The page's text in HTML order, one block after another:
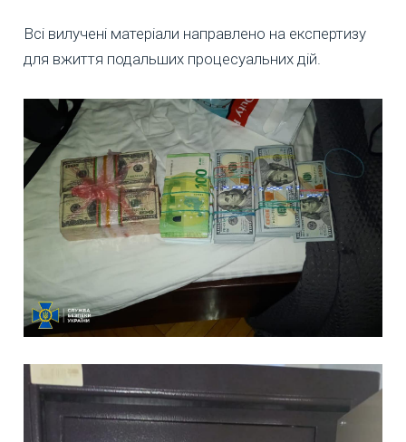
Всі вилучені матеріали направлено на експертизу
для вжиття подальших процесуальних дій.